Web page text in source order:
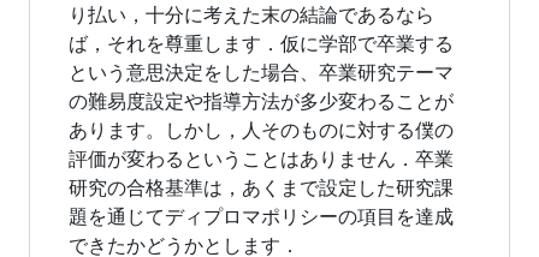
り払い，十分に考えた末の結論であるなら
ば，それを尊重します．仮に学部で卒業する
という意思決定をした場合、卒業研究テーマ
の難易度設定や指導方法が多少変わることが
あります。しかし，人そのものに対する僕の
評価が変わるということはありません．卒業
研究の合格基準は，あくまで設定した研究課
題を通じてディプロマポリシーの項目を達成
できたかどうかとします．